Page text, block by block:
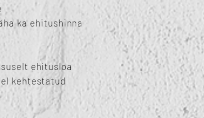
ka ehitushinna
ehitusloa
kehtestatud